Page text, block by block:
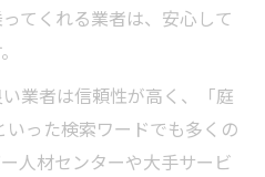
てくれる業者は、安心して
業者は信頼性が高く、「庭
った検索ワードでも多くの
人材センターや大手サービ